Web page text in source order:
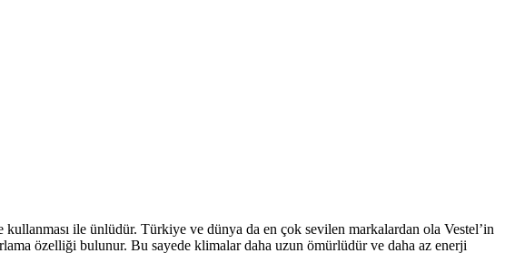
ile ünlüdür. Türkiye ve dünya da en çok sevilen markalardan ola Vestel’in
özelliği bulunur. Bu sayede klimalar daha uzun ömürlüdür ve daha az enerji